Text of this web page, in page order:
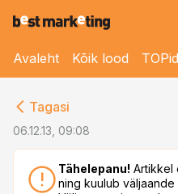
Avaleht Kõik lood TOPid
Tagasi
06.12.13, 09:08
Tähelepanu! Artikkel
ning kuulub